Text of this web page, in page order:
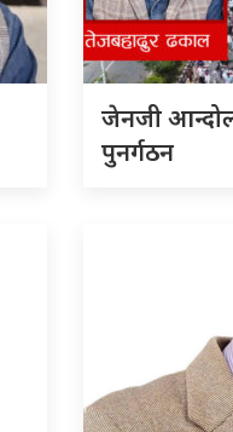
जेनजी
पुनर्गठन